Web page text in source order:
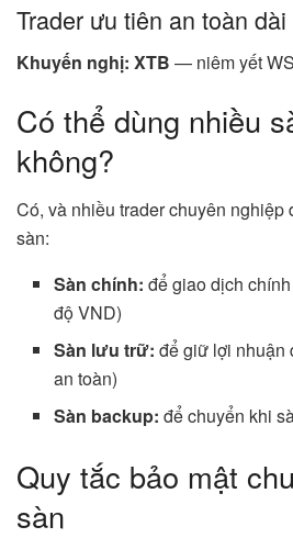
Trader ưu tiên an toàn dài
Khuyến nghị: XTB — niêm yết
Có thể dùng nhiều
không?
Có, và nhiều trader chuyên nghiệp
sàn:
Sàn chính: để giao dịch
độ VND)
Sàn lưu trữ: để giữ lợi nhuận
an toàn)
Sàn backup: để chuyển khi
Quy tắc bảo mật
sàn